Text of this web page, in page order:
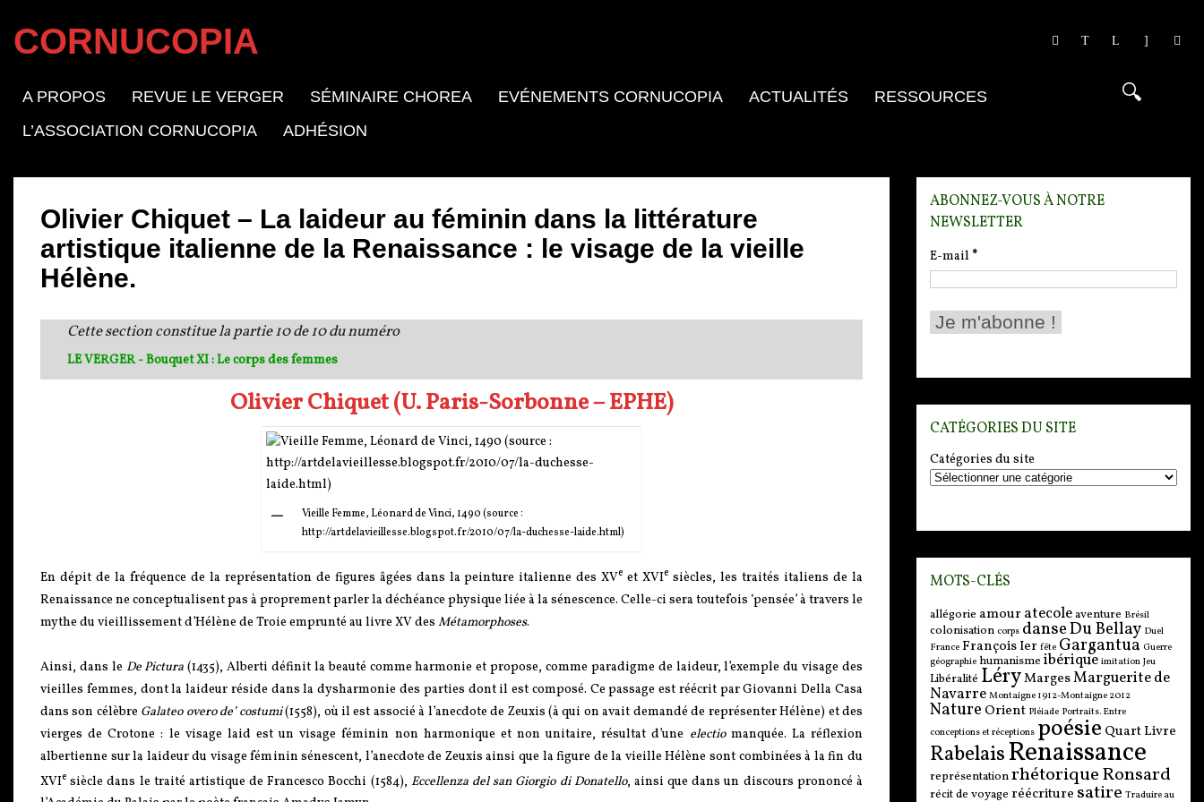
CORNUCOPIA
A PROPOS REVUE LE VERGER SÉMINAIRE CHOREA EVÉNEMENTS CORNUCOPIA ACTUALITÉS
RESSOURCES
L’ASSOCIATION CORNUCOPIA
ADHÉSION
Olivier Chiquet – La laideur au féminin dans la littérature
artistique italienne de la Renaissance : le visage de la vieille
Hélène.
Cette section constitue la partie 10 de 10 du numéro
LE VERGER - Bouquet XI : Le corps des femmes
Olivier Chiquet (U. Paris-Sorbonne – EPHE)
Vieille Femme, Léonard de Vinci, 1490 (source :
http://artdelavieillesse.blogspot.fr/2010/07/la-duchesse-laide.html)
En dépit de la fréquence de la représentation de figures âgées dans la peinture italienne des XVe et XVIe siècles, les traités italiens de la
Renaissance ne conceptualisent pas à proprement parler la déchéance physique liée à la sénescence. Celle-ci sera toutefois ‘pensée’ à travers le
mythe du vieillissement d’Hélène de Troie emprunté au livre XV des Métamorphoses.
Ainsi, dans le De Pictura(1435), Alberti définit la beauté comme harmonie et propose, comme paradigme de laideur, l’exemple du visage des
vieilles femmes, dont la laideur réside dans la dysharmonie des parties dont il est composé. Ce passage est réécrit par Giovanni Della Casa
dans son célèbre Galateo overo de’ costumi(1558), où il est associé à l’anecdote de Zeuxis (à qui on avait demandé de représenter Hélène) et des
vierges de Crotone : le visage laid est un visage féminin non harmonique et non unitaire, résultat d’une electio manquée. La réflexion
albertienne sur la laideur du visage féminin sénescent, l’anecdote de Zeuxis ainsi que la figure de la vieille Hélène sont combinées à la fin du
XVIe siècle dans le traité artistique de Francesco Bocchi (1584), Eccellenza del san Giorgio di Donatello, ainsi que dans un discours prononcé à
ABONNEZ-VOUS À NOTRE
NEWSLETTER
E-mail *
CATÉGORIES DU SITE
Catégories du site
MOTS-CLÉS
allégorie amour atecoleaventure Brésil
colonisation corps danseDu Bellay Duel
France François Ier fête Gargantua Guerre
géographie humanisme ibérique imitation Jeu
Libéralité LéryMargesMarguerite de
Navarre Montaigne 1912-Montaigne 2012
Nature Orient Pléiade Portraits. Entre
conceptions et réceptions poésie Quart Livre
RabelaisRenaissance
représentationrhétoriqueRonsard
récit de voyage réécriture satire Traduire au